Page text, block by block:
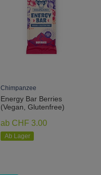
Chimpanzee
Energy Bar Berries
(Vegan, Glutenfree)
ab CHF 3.00
Ab Lager